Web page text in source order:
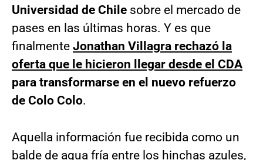
Universidad de Chile sobre el mercado de
pases en las últimas horas. Y es que
finalmente Jonathan Villagra rechazó la
oferta que le hicieron llegar desde el CDA
para transformarse en el nuevo refuerzo
de Colo Colo.
Aquella información fue recibida como un
balde de agua fría entre los hinchas azules,